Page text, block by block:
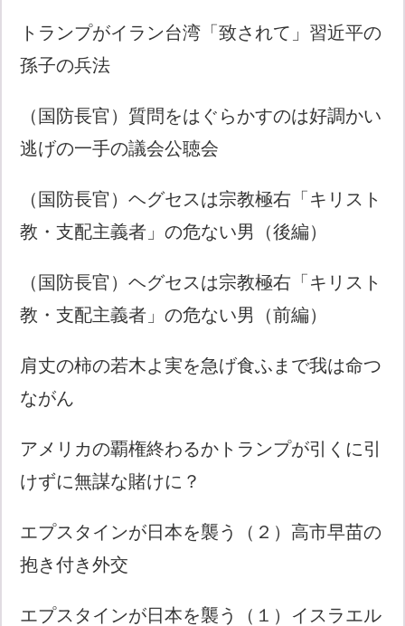
トランプがイラン台湾「致されて」習近平の
孫子の兵法
（国防長官）質問をはぐらかすのは好調かい
逃げの一手の議会公聴会
（国防長官）ヘグセスは宗教極右「キリスト
教・支配主義者」の危ない男（後編）
（国防長官）ヘグセスは宗教極右「キリスト
教・支配主義者」の危ない男（前編）
肩丈の柿の若木よ実を急げ食ふまで我は命つ
ながん
アメリカの覇権終わるかトランプが引くに引
けずに無謀な賭けに？
エプスタインが日本を襲う（２）高市早苗の
抱き付き外交
エプスタインが日本を襲う（１）イスラエル